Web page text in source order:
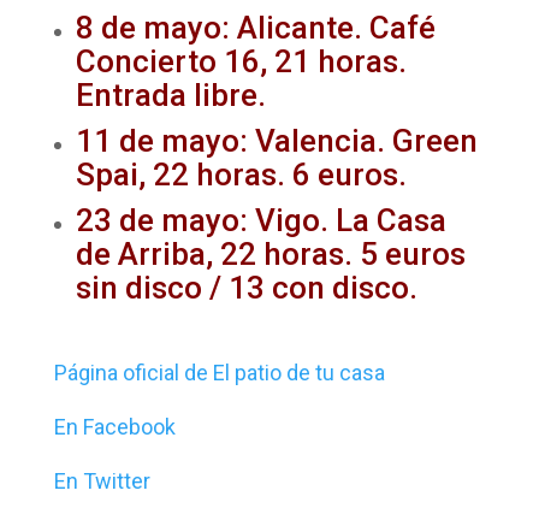
8 de mayo: Alicante. Café
Concierto 16, 21 horas.
Entrada libre.
11 de mayo: Valencia. Green
Spai, 22 horas. 6 euros.
23 de mayo: Vigo. La Casa
de Arriba, 22 horas. 5 euros
sin disco / 13 con disco.
Página oficial de El patio de tu casa
En Facebook
En Twitter